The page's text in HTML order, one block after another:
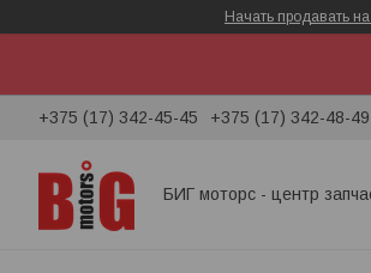
Начать продавать
+375 (17) 342-45-45 +375 (17) 342-48-49
БИГ моторс - центр